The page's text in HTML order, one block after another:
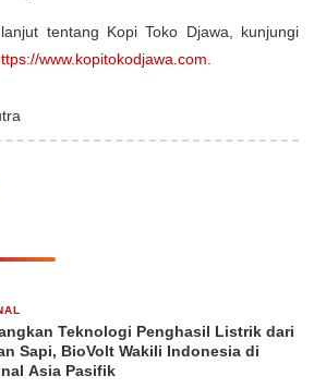
tentang Kopi Toko Djawa, kunjungi
www.kopitokodjawa.com.
Teknologi Penghasil Listrik dari
Sapi, BioVolt Wakili Indonesia di
Asia Pasifik